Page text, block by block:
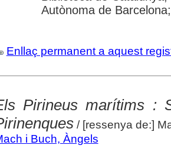
Autònoma de
Enllaç permanent a aquest
Pirineus marítims :
/ [ressenya de:]
i Buch, Àngels